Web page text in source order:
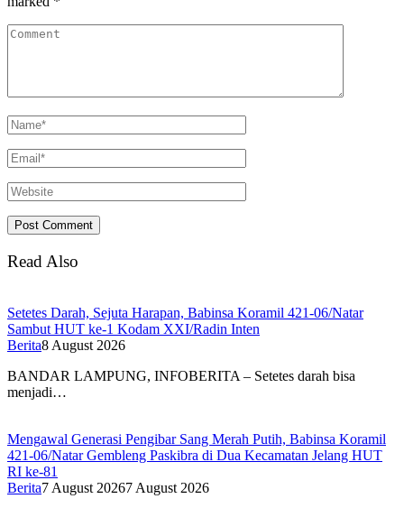
Read Also
Setetes Darah, Sejuta Harapan, Babinsa Koramil 421-06/Natar
Sambut HUT ke-1 Kodam XXI/Radin Inten
Berita8 August 2026
BANDAR LAMPUNG, INFOBERITA – Setetes darah bisa
menjadi…
Mengawal Generasi Pengibar Sang Merah Putih, Babinsa Koramil
421-06/Natar Gembleng Paskibra di Dua Kecamatan Jelang HUT
RI ke-81
Berita7 August 20267 August 2026